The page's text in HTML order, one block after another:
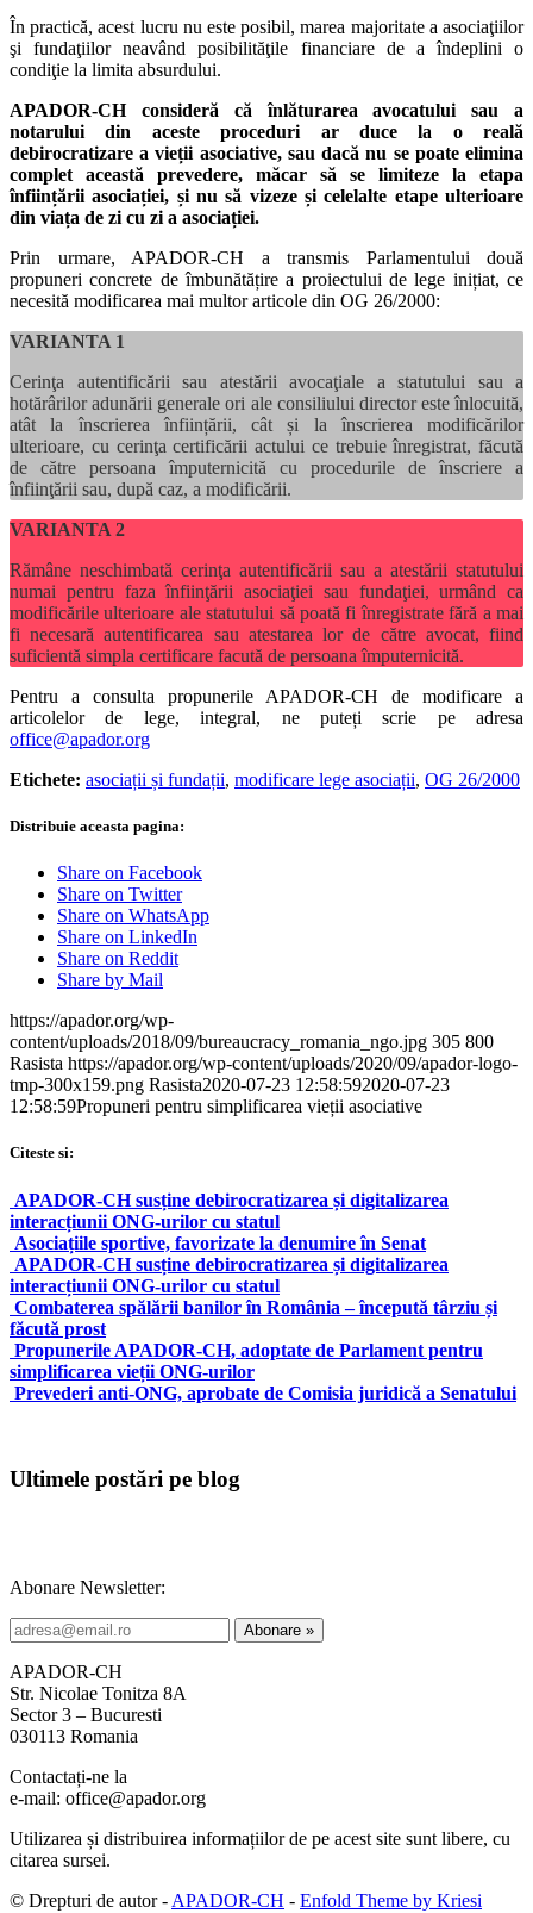
În practică, acest lucru nu este posibil, marea majoritate a asociaţiilor
şi fundaţiilor neavând posibilităţile financiare de a îndeplini o
condiţie la limita absurdului.
APADOR-CH consideră căînlăturarea avocatului sau a
notarului din aceste proceduri ar duce la o reală
debirocratizare a vieții asociative, sau dacă nu se poate elimina
complet această prevedere, măcar să se limiteze la etapa
înființării asociației, și nu să vizeze și celelalte etape ulterioare
din viața de zi cu zi a asociației.
Prin urmare, APADOR-CH a transmis Parlamentului două
propuneri concrete de îmbunătățire a proiectului de lege inițiat, ce
necesită modificarea mai multor articole din OG 26/2000:
VARIANTA 1
Cerinţa autentificării sau atestării avocaţiale a statutului sau a
hotărârilor adunării generale ori ale consiliului director este înlocuită,
atât la înscrierea înființării, cât și la înscrierea modificărilor
ulterioare, cu cerinţa certificării actului ce trebuie înregistrat, făcută
de către persoana împuternicită cu procedurile de înscriere a
înfiinţării sau, după caz, a modificării.
VARIANTA 2
Rămâne neschimbată cerinţa autentificării sau a atestării statutului
numai pentru faza înfiinţării asociaţiei sau fundaţiei, urmând ca
modificările ulterioare ale statutului să poată fi înregistrate fără a mai
fi necesară autentificarea sau atestarea lor de către avocat, fiind
suficientă simpla certificare facută de persoana împuternicită.
Pentru a consulta propunerile APADOR-CH de modificare a
articolelor de lege, integral, ne puteți scrie pe adresa
office@apador.org
Etichete: asociații și fundații, modificare lege asociații, OG 26/2000
Distribuie aceasta pagina:
Share on Facebook
Share on Twitter
Share on WhatsApp
Share on LinkedIn
Share on Reddit
Share by Mail
https://apador.org/wp-
content/uploads/2018/09/bureaucracy_romania_ngo.jpg 305 800
Rasista https://apador.org/wp-content/uploads/2020/09/apador-logo-
tmp-300x159.png Rasista2020-07-23 12:58:592020-07-23
12:58:59Propuneri pentru simplificarea vieții asociative
Citeste si:
APADOR-CH susține debirocratizarea și digitalizarea
interacțiunii ONG-urilor cu statul
Asociațiile sportive, favorizate la denumire în Senat
APADOR-CH susține debirocratizarea și digitalizarea
interacțiunii ONG-urilor cu statul
Combaterea spălării banilor în România – începută târziu și
făcută prost
Propunerile APADOR-CH, adoptate de Parlament pentru
simplificarea vieții ONG-urilor
Prevederi anti-ONG, aprobate de Comisia juridică a Senatului
Ultimele postări pe blog
Abonare Newsletter:
APADOR-CH
Str. Nicolae Tonitza 8A
Sector 3 – Bucuresti
030113 Romania
Contactați-ne la
e-mail: office@apador.org
Utilizarea și distribuirea informațiilor de pe acest site sunt libere, cu
citarea sursei.
© Drepturi de autor - APADOR-CH - Enfold Theme by Kriesi